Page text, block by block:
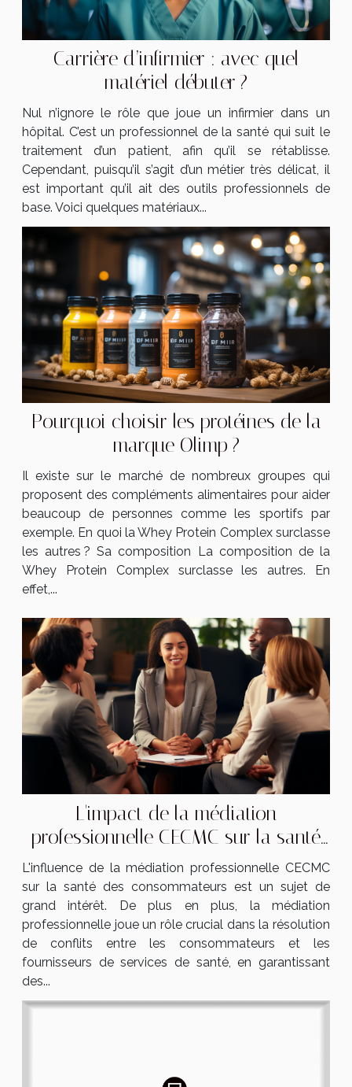
Carrière d’infirmier : avec quel
matériel débuter ?
Nul n’ignore le rôle que joue un infirmier dans un
hôpital. C’est un professionnel de la santé qui suit le
traitement d’un patient, afin qu’il se rétablisse.
Cependant, puisqu’il s’agit d’un métier très délicat, il
est important qu’il ait des outils professionnels de
base. Voici quelques matériaux...
Pourquoi choisir les protéines de la
marque Olimp ?
Il existe sur le marché de nombreux groupes qui
proposent des compléments alimentaires pour aider
beaucoup de personnes comme les sportifs par
exemple. En quoi la Whey Protein Complex surclasse
les autres ? Sa composition La composition de la
Whey Protein Complex surclasse les autres. En
effet,...
L'impact de la médiation
professionnelle CECMC sur la santé
des consommateurs
L'influence de la médiation professionnelle CECMC
sur la santé des consommateurs est un sujet de
grand intérêt. De plus en plus, la médiation
professionnelle joue un rôle crucial dans la résolution
de conflits entre les consommateurs et les
fournisseurs de services de santé, en garantissant
des...